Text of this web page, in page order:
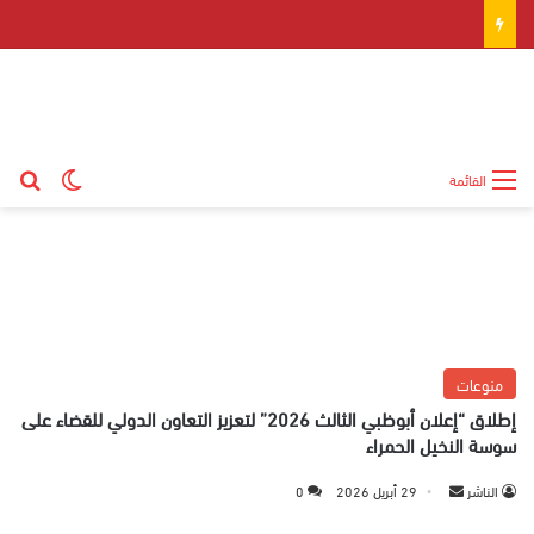
القائمة
منوعات
إطلاق “إعلان أبوظبي الثالث 2026” لتعزيز التعاون الدولي للقضاء على
سوسة النخيل الحمراء
الناشر 29 أبريل 2026 0